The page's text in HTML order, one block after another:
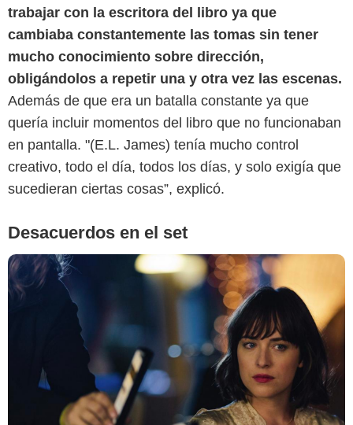
trabajar con la escritora del libro ya que
cambiaba constantemente las tomas sin tener
mucho conocimiento sobre dirección,
obligándolos a repetir una y otra vez las escenas.
Además de que era un batalla constante ya que
quería incluir momentos del libro que no funcionaban
en pantalla. "(E.L. James) tenía mucho control
creativo, todo el día, todos los días, y solo exigía que
sucedieran ciertas cosas”, explicó.
Desacuerdos en el set
SensaCine Latam